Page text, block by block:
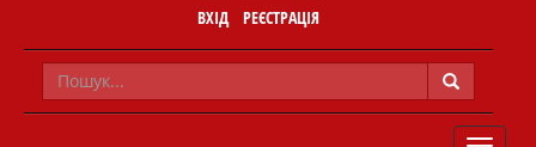
ВХІД РЕЄСТРАЦІЯ